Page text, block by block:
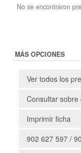
No se encontraron
MÁS OPCIONES
Ver todos los
Consultar sobre
Imprimir ficha
902 627 597 /